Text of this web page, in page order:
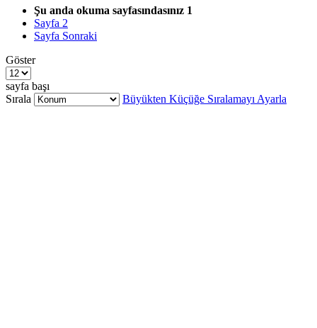
Şu anda okuma sayfasındasınız 1
Sayfa 2
Sayfa Sonraki
Göster
sayfa başı
Sırala
Büyükten Küçüğe Sıralamayı Ayarla